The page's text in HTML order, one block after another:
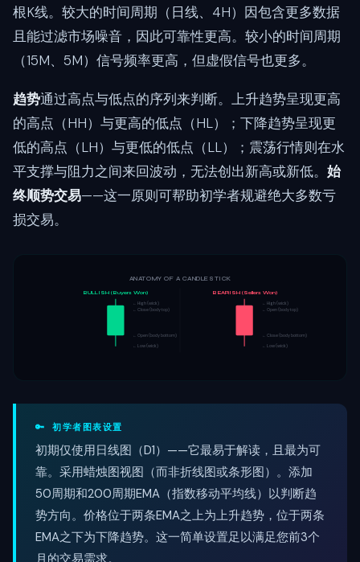
根K线。较大的时间周期（日线、4H）因包含更多数据
且能过滤市场噪音，因此可靠性更高。较小的时间周期
（15M、5M）信号频率更高，但虚假信号也更多。
趋势通过高点与低点的序列来判断。上升趋势呈现更高
的高点（HH）与更高的低点（HL）；下降趋势呈现更
低的高点（LH）与更低的低点（LL）；震荡行情则在水
平支撑与阻力之间来回波动，无法创出新高或新低。 始
终顺势交易——这一原则可帮助初学者规避绝大多数亏
损交易。
ANATOMY OF A CANDLESTICK
BULLISH (Buyers Won)
← High (wick)
← Close (body top)
← Open (body bottom)
← Low (wick)
BEARISH (Sellers Won)
← High (wick)
← Open (body top)
← Close (body bottom)
← Low (wick)
🔑 初学者图表设置
初期仅使用日线图（D1）——它最易于解读，且最为可
靠。采用蜡烛图视图（而非折线图或条形图）。添加
50周期和200周期EMA（指数移动平均线）以判断趋
势方向。价格位于两条EMA之上为上升趋势，位于两条
EMA之下为下降趋势。这一简单设置足以满足您前3个